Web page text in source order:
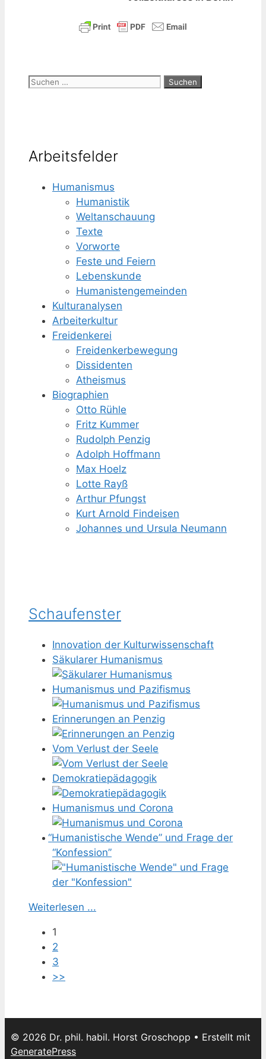
Suchen
Arbeitsfelder
Humanismus
Humanistik
Weltanschauung
Texte
Vorworte
Feste und Feiern
Lebenskunde
Humanisten­gemeinden
Kulturanalysen
Arbeiterkultur
Freidenkerei
Freidenker­bewegung
Dissidenten
Atheismus
Biographien
Otto Rühle
Fritz Kummer
Rudolph Penzig
Adolph Hoffmann
Max Hoelz
Lotte Rayß
Arthur Pfungst
Kurt Arnold Findeisen
Johannes und Ursula Neumann
Schaufenster
Innovation der Kulturwissenschaft
Säkularer Humanismus
Humanismus und Pazifismus
Erinnerungen an Penzig
Vom Verlust der Seele
Demokratiepädagogik
Humanismus und Corona
“Humanistische Wende” und Frage der
“Konfession”
Weiterlesen ...
1
2
3
>>
© 2026 Dr. phil. habil. Horst Groschopp • Erstellt mit
GeneratePress